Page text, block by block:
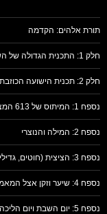
תורת אלהים: הקדמה
חלק 1: התכנית הגדולה של השטן נגד הגויים
חלק 2: תכנית הישועה הכוזבת
נספח 1: המיתוס של 613 המצוות
נספח 2: המילה והנוצרי
נספח 3: הציצית (חוטים, גדילים, פתילים)
נספח 4: שיער וזקן אצל המאמין
נספח 5: יום השבת ויום הליכה לכנסייה – שני דברים שונים